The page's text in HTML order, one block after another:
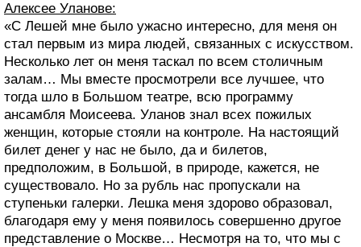
Алексее Уланове:
«С Лешей мне было ужасно интересно, для меня он
стал первым из мира людей, связанных с искусством.
Несколько лет он меня таскал по всем столичным
залам… Мы вместе просмотрели все лучшее, что
тогда шло в Большом театре, всю программу
ансамбля Моисеева. Уланов знал всех пожилых
женщин, которые стояли на контроле. На настоящий
билет денег у нас не было, да и билетов,
предположим, в Большой, в природе, кажется, не
существовало. Но за рубль нас пропускали на
ступеньки галерки. Лешка меня здорово образовал,
благодаря ему у меня появилось совершенно другое
представление о Москве… Несмотря на то, что мы с